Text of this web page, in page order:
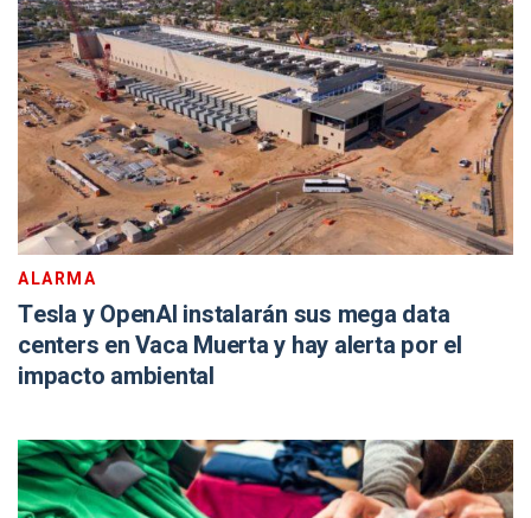
ALARMA
Tesla y OpenAI instalarán sus mega data
centers en Vaca Muerta y hay alerta por el
impacto ambiental